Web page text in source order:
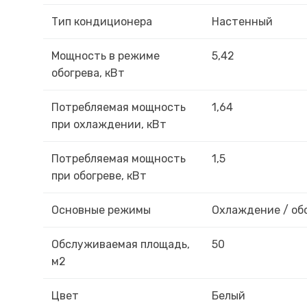
Тип кондиционера Настенный
Мощность в режиме
обогрева, кВт
5,42
Потребляемая мощность
при охлаждении, кВт
1,64
Потребляемая мощность
при обогреве, кВт
1,5
Основные режимы Охлаждение /
Обслуживаемая площадь,
м2
50
Цвет Белый